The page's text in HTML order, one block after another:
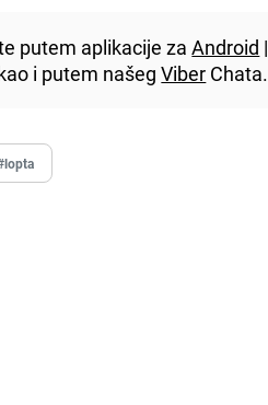
putem aplikacije zaAndroid |
i putem našegViber Chata.